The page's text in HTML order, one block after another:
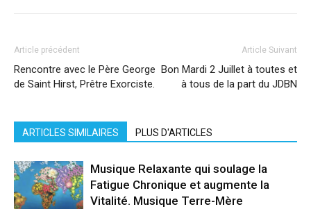
Article précédent
Rencontre avec le Père George
de Saint Hirst, Prêtre Exorciste.
Article Suivant
Bon Mardi 2 Juillet à toutes et
à tous de la part du JDBN
ARTICLES SIMILAIRES PLUS D'ARTICLES
Musique Relaxante qui soulage la
Fatigue Chronique et augmente la
Vitalité. Musique Terre-Mère